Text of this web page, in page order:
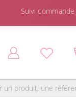
Suivi commande